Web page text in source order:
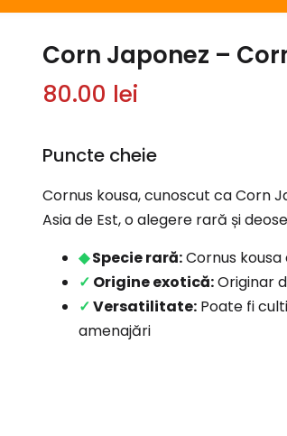
Corn Japonez –
80.00 lei
Puncte cheie
Cornus kousa, cunoscut ca Corn
Asia de Est, o alegere rară și
◆Specie rară:Cornus
✓ Origine exotică:Originar
✓Versatilitate: Poate fi
amenajări